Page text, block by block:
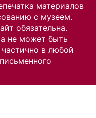
материалов
с музеем.
обязательна.
не может быть
в любой